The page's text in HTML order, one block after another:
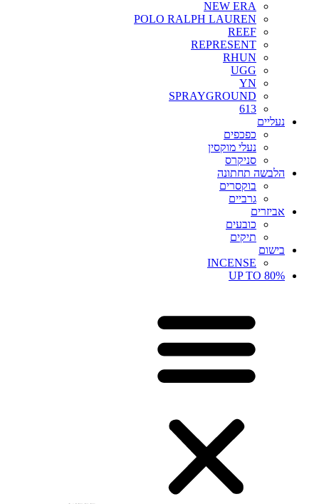
NEW ERA
POLO RALPH LAUREN
REEF
REPRESENT
RHUN
UGG
YN
SPRAYGROUND
613
נעליים
כפכפים
נעלי מוקסין
סניקרס
הלבשה תחתונה
בוקסרים
גרביים
אביזרים
כובעים
תיקים
בישום
INCENSE
UP TO 80%